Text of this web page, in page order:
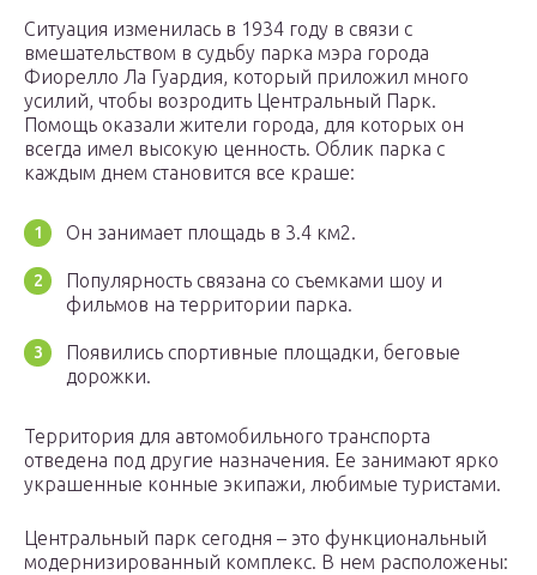
Ситуация изменилась в 1934 году в связи с
вмешательством в судьбу парка мэра города
Фиорелло Ла Гуардия, который приложил много
усилий, чтобы возродить Центральный Парк.
Помощь оказали жители города, для которых он
всегда имел высокую ценность. Облик парка с
каждым днем становится все краше:
Он занимает площадь в 3.4 км2.
Популярность связана со съемками шоу и
фильмов на территории парка.
Появились спортивные площадки, беговые
дорожки.
Территория для автомобильного транспорта
отведена под другие назначения. Ее занимают ярко
украшенные конные экипажи, любимые туристами.
Центральный парк сегодня – это функциональный
модернизированный комплекс. В нем расположены: